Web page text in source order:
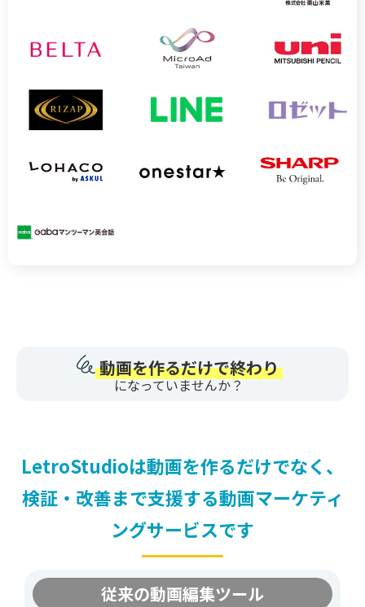
動画を作るだけで終わり
になっていませんか？
LetroStudioは動画を作るだけでなく、
検証・改善まで支援する動画マーケティ
ングサービスです
従来の動画編集ツール